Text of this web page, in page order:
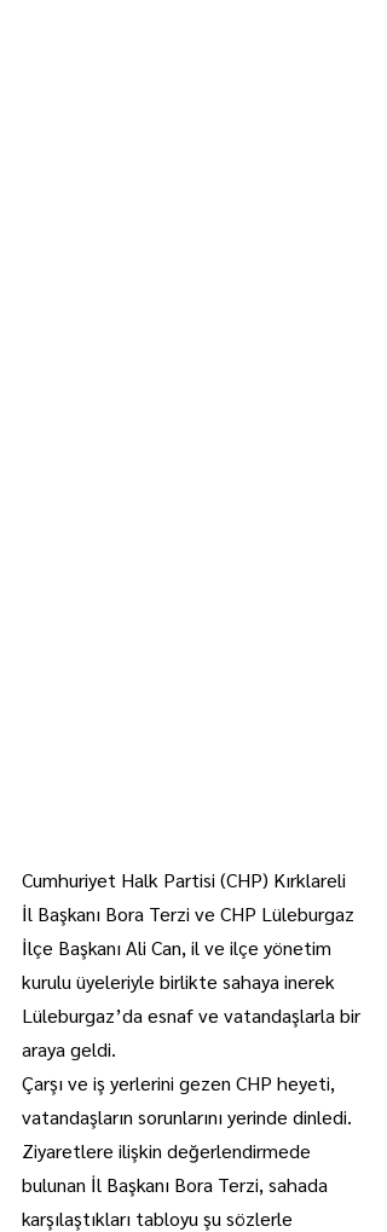
Cumhuriyet Halk Partisi (CHP) Kırklareli
İl Başkanı Bora Terzi ve CHP Lüleburgaz
İlçe Başkanı Ali Can, il ve ilçe yönetim
kurulu üyeleriyle birlikte sahaya inerek
Lüleburgaz’da esnaf ve vatandaşlarla bir
araya geldi.
Çarşı ve iş yerlerini gezen CHP heyeti,
vatandaşların sorunlarını yerinde dinledi.
Ziyaretlere ilişkin değerlendirmede
bulunan İl Başkanı Bora Terzi, sahada
karşılaştıkları tabloyu şu sözlerle